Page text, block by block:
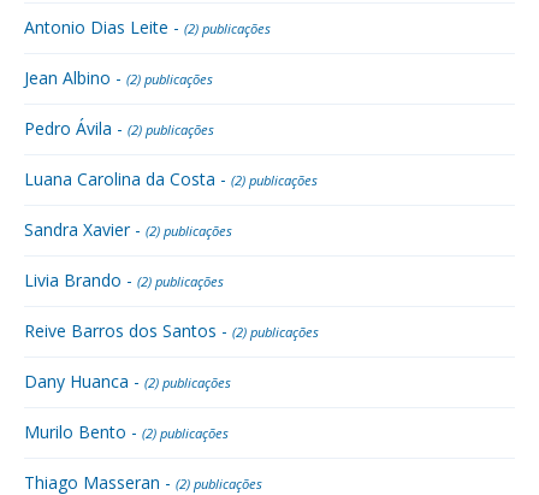
Antonio Dias Leite - (2) publicações
Jean Albino - (2) publicações
Pedro Ávila - (2) publicações
Luana Carolina da Costa - (2) publicações
Sandra Xavier - (2) publicações
Livia Brando - (2) publicações
Reive Barros dos Santos - (2) publicações
Dany Huanca - (2) publicações
Murilo Bento - (2) publicações
Thiago Masseran - (2) publicações